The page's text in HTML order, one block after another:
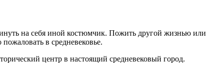
на себя иной костюмчик. Пожить другой жизнью или
в средневековье.
центр в настоящий средневековый город.